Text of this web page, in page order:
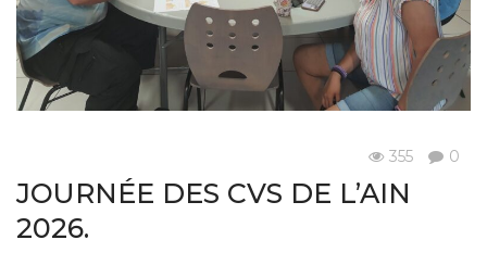
355 0
JOURNÉE DES CVS DE L’AIN
2026.